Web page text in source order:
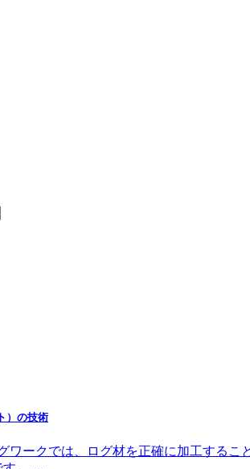
）の技術
ークでは、ログ材を正確に加工する